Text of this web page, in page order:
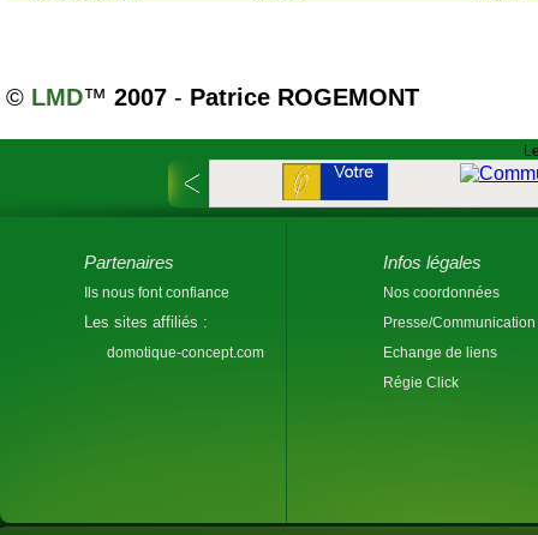
© LMD™ 2007 - Patrice ROGEMONT
Partenaires
Ils nous font confiance
Les sites affiliés :
domotique-concept.com
Infos légales
Nos coordonnées
Presse/Communication
Echange de liens
Régie Click